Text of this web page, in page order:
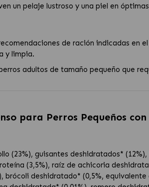
un pelaje lustroso y una piel en
de ración indicadas en
y limpia.
adultos de tamaño pequeño que
para Perros Pequeños
(23%), guisantes deshidratados*
(3,5%), raíz de achicoria
deshidratado* (0,5%,